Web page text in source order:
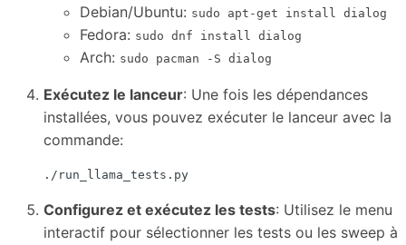
Debian/Ubuntu: sudo apt-get install dialog
Fedora: sudo dnf install dialog
Arch: sudo pacman -S dialog
Exécutez le lanceur: Une fois les dépendances
installées, vous pouvez exécuter le lanceur avec la
commande:
Configurez et exécutez les tests: Utilisez le menu
interactif pour sélectionner les tests ou les sweep à